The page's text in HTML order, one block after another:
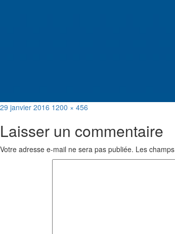
Publié
29 janvier 2016 Taille
1200 × 456
Laisser un commentaire
Votre adresse e-mail ne sera pas publiée. Les